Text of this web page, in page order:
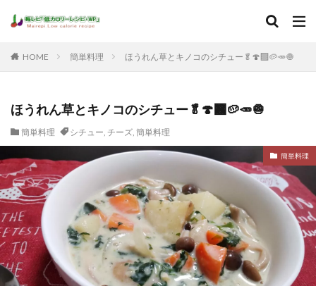
HOME 簡単料理 ほうれん草とキノコのシチュー🥬🍄‍🟫🥔🥕🧅
ほうれん草とキノコのシチュー🥬🍄‍🟫🥔🥕🧅
簡単料理 シチュー, チーズ, 簡単料理
簡単料理